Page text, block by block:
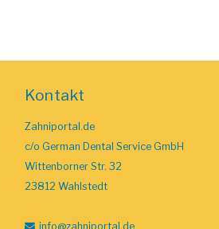
Kontakt
Zahniportal.de
c/o German Dental Service GmbH
Wittenborner Str. 32
23812 Wahlstedt
info@zahniportal.de